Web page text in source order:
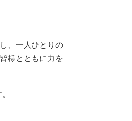
、一人ひとりの
様とともに力を